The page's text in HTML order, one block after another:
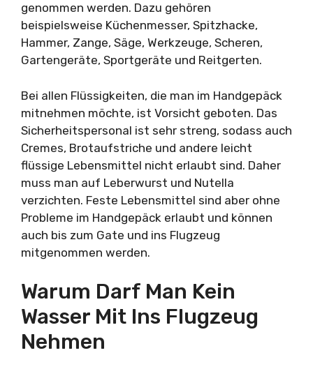
genommen werden. Dazu gehören
beispielsweise Küchenmesser, Spitzhacke,
Hammer, Zange, Säge, Werkzeuge, Scheren,
Gartengeräte, Sportgeräte und Reitgerten.
Bei allen Flüssigkeiten, die man im Handgepäck
mitnehmen möchte, ist Vorsicht geboten. Das
Sicherheitspersonal ist sehr streng, sodass auch
Cremes, Brotaufstriche und andere leicht
flüssige Lebensmittel nicht erlaubt sind. Daher
muss man auf Leberwurst und Nutella
verzichten. Feste Lebensmittel sind aber ohne
Probleme im Handgepäck erlaubt und können
auch bis zum Gate und ins Flugzeug
mitgenommen werden.
Warum Darf Man Kein
Wasser Mit Ins Flugzeug
Nehmen